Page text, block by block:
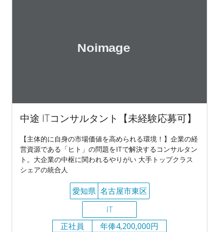
中途 ITコンサルタント【未経験応募可】
【主体的に自身の市場価値を高められる環境！】企業の経
営資源である「ヒト」の問題をITで解決するコンサルタン
ト。大企業の中枢に関われるやりがい 大手トップクラス
シェアの統合人
愛知県 名古屋市東区
IT
正社員
年俸4,200,000円